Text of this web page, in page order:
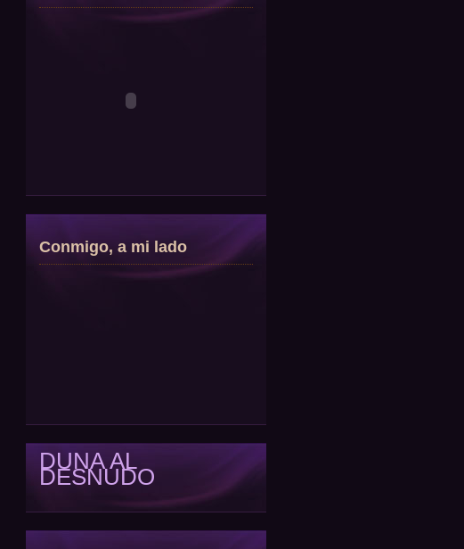
Conmigo, a mi lado
DUNA AL
DESNUDO